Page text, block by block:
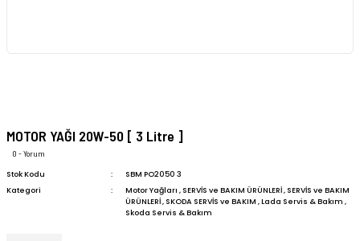
MOTOR YAĞI 20W-50 [ 3 Litre ]
0 - Yorum
Stok Kodu
SBM PO2050 3
Kategori
Motor Yağları , SERVİS ve BAKIM ÜRÜNLERİ, SERVİS ve BAKIM
ÜRÜNLERİ, SKODA SERVİS ve BAKIM ,Lada Servis & Bakım ,
Skoda Servis & Bakım